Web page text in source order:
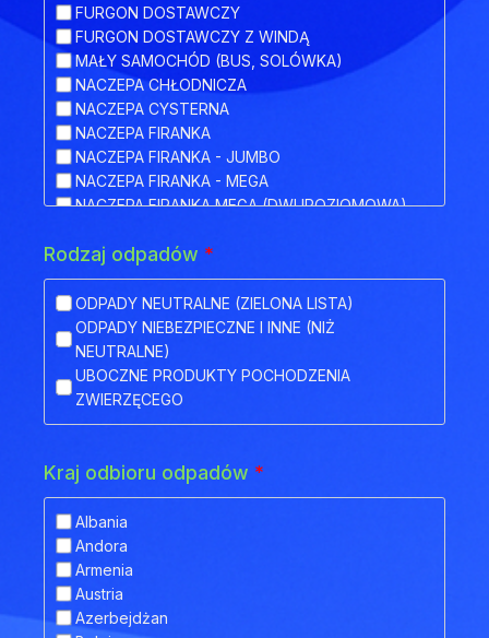
FURGON DOSTAWCZY
FURGON DOSTAWCZY Z WINDĄ
MAŁY SAMOCHÓD (BUS, SOLÓWKA)
NACZEPA CHŁODNICZA
NACZEPA CYSTERNA
NACZEPA FIRANKA
NACZEPA FIRANKA - JUMBO
NACZEPA FIRANKA - MEGA
NACZEPA FIRANKA MEGA (DWUPOZIOMOWA)
NACZEPA HAKOWA Z PRZYCZEPĄ
NACZEPA IZOTERMA
NACZEPA KŁONICOWA
NACZEPA KONTENEROWA
NACZEPA MEGA (NISKOPODWOZIOWA)
NACZEPA NISKOPODWOZIOWA
NACZEPA NISKOPODWOZIOWA Z OBNIŻONYM
POKŁADEM
NACZEPA PLATFORMA
NACZEPA PLATFORMOWA BDF
NACZEPA PRZEZNACZONA DO TRANSPORTU
ZWIERZĄT
NACZEPA SILOS
NACZEPA SKRZYNIOWA
NACZEPA TELEMEGA
Rodzaj odpadów *
ODPADY NEUTRALNE (ZIELONA LISTA)
ODPADY NIEBEZPIECZNE I INNE (NIŻ
NEUTRALNE)
UBOCZNE PRODUKTY POCHODZENIA
ZWIERZĘCEGO
Kraj odbioru odpadów *
Albania
Andora
Armenia
Austria
Azerbejdżan